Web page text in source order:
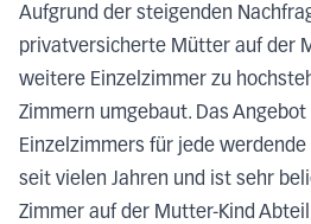
Aufgrund der steigenden
privatversicherte Mütter auf der
weitere Einzelzimmer zu
Zimmern umgebaut. Das
Einzelzimmers für jede
seit vielen Jahren und ist sehr
Zimmer auf der Mutter-Kind